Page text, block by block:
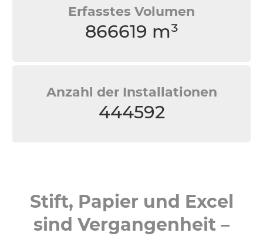
Erfasstes Volumen
866619 m³
Anzahl der Installationen
444592
Stift, Papier und Excel
sind Vergangenheit –